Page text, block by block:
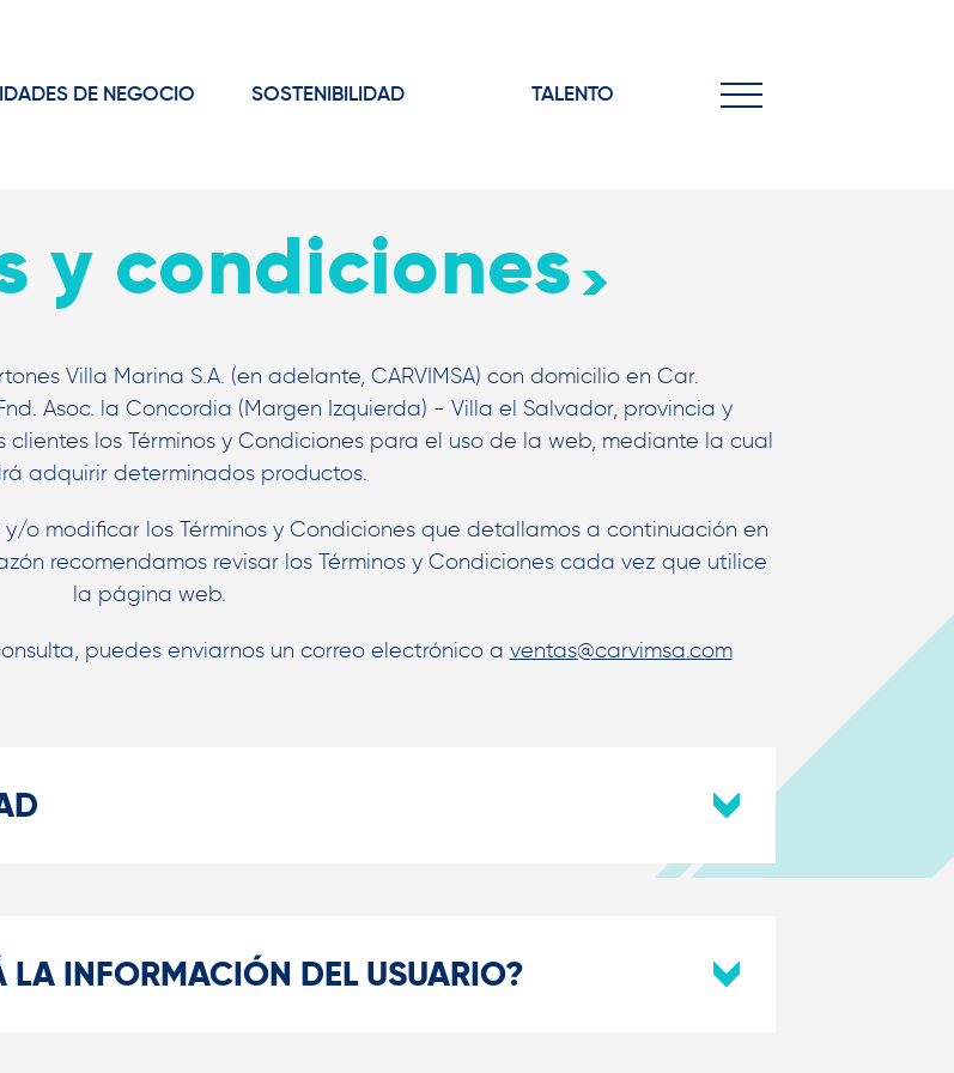
DE NEGOCIO SOSTENIBILIDAD TALENTO
y condiciones
Villa Marina S.A. (en adelante, CARVIMSA) con domicilio en Car.
Asoc. la Concordia (Margen Izquierda) - Villa el Salvador, provincia y
los Términos y Condiciones para el uso de la web, mediante la cual
adquirir determinados productos.
o modificar los Términos y Condiciones que detallamos a continuación en
recomendamos revisar los Términos y Condiciones cada vez que utilice
la página web.
puedes enviarnos un correo electrónico a ventas@carvimsa.com
LA INFORMACIÓN DEL USUARIO?